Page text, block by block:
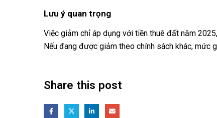
Lưu ý quan trọng
Việc giảm chỉ áp dụng với tiền thuê đất năm
Nếu đang được giảm theo chính sách khác, mức
Share this post